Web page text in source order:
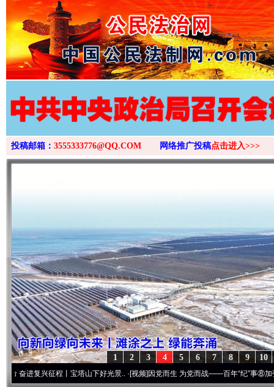
>
投稿邮箱： 3555333776@QQ.COM 网络推广投稿点击进入>>>
10
9
8
7
6
5
4
3
2
1
兴征程丨宝塔山下好光景..·[视频]因党而生 为党而战——百年“纪”事⑧加强纪律..·[